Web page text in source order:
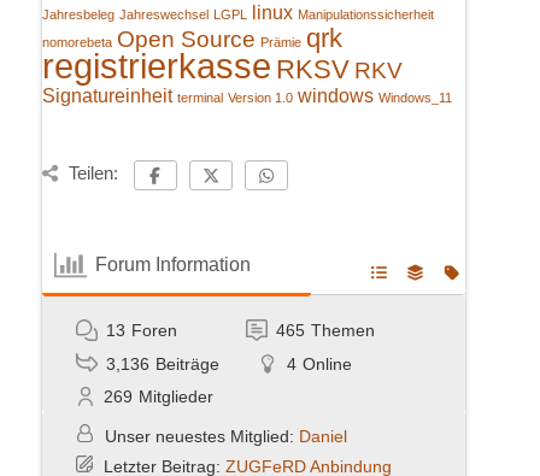
Jahresbeleg Jahreswechsel LGPL linux Manipulationssicherheit
nomorebeta Open Source Prämie qrk
registrierkasse RKSV RKV
Signatureinheit terminal Version 1.0 windows Windows_11
Teilen:
Forum Information
13 Foren 465 Themen
3,136 Beiträge 4 Online
269 Mitglieder
Unser neuestes Mitglied: Daniel
Letzter Beitrag: ZUGFeRD Anbindung